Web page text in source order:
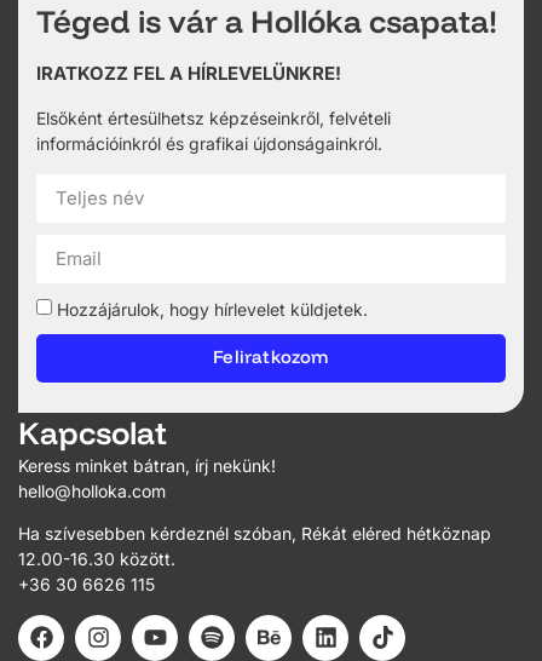
Téged is vár a Hollóka csapata!
IRATKOZZ FEL A HÍRLEVELÜNKRE!
Elsőként értesülhetsz képzéseinkről, felvételi
információinkról és grafikai újdonságainkról.
Hozzájárulok, hogy hírlevelet küldjetek.
Feliratkozom
Kapcsolat
Keress minket bátran, írj nekünk!
hello@holloka.com
Ha szívesebben kérdeznél szóban, Rékát eléred hétköznap
12.00-16.30 között.
+36 30 6626 115